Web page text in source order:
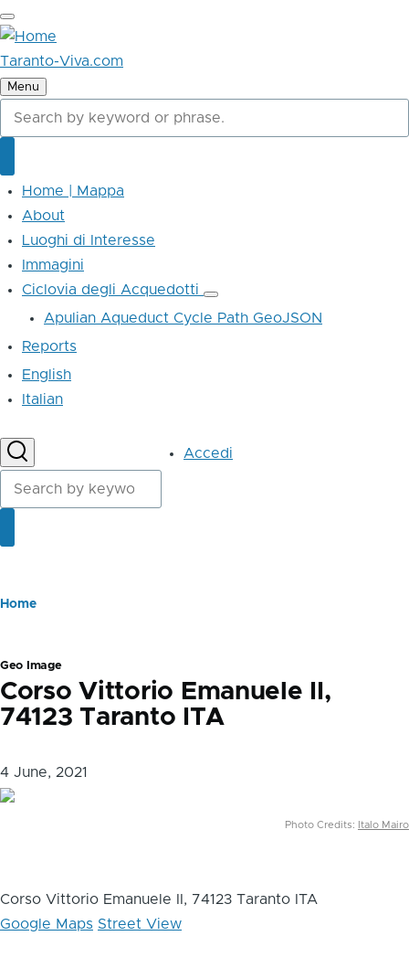
Skip
to
main
content
Taranto-Viva.com
Menu
Cerca
Main
navigation
Home | Mappa
About
Luoghi di Interesse
Immagini
Ciclovia degli Acquedotti
Ciclovia
degli
Acquedotti
Apulian Aqueduct Cycle Path GeoJSON
Reports
English
Italian
Cerca
UserAccedi
Briciole
pane
Home
Geo Image
Corso Vittorio Emanuele II,
74123 Taranto ITA
4 June, 2021
Photo Credits: Italo Mairo
Corso Vittorio Emanuele II, 74123 Taranto ITA
Google Maps Street View